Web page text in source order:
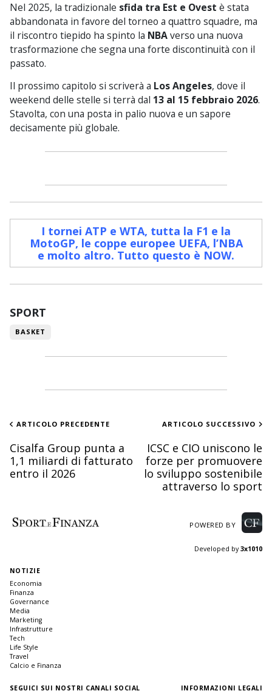
Nel 2025, la tradizionale sfida tra Est e Ovest è stata
abbandonata in favore del torneo a quattro squadre, ma
il riscontro tiepido ha spinto la NBAverso una nuova
trasformazione che segna una forte discontinuità con il
passato.
Il prossimo capitolo si scriverà a Los Angeles, dove il
weekend delle stelle si terrà dal 13 al 15 febbraio 2026.
Stavolta, con una posta in palio nuova e un sapore
decisamente più globale.
I tornei ATP e WTA, tutta la F1 e la
MotoGP, le coppe europee UEFA, l’NBA
e molto altro. Tutto questo è NOW.
SPORT
BASKET
ARTICOLO PRECEDENTE
Cisalfa Group punta a
1,1 miliardi di fatturato
entro il 2026
ARTICOLO SUCCESSIVO
ICSC e CIO uniscono le
forze per promuovere
lo sviluppo sostenibile
attraverso lo sport
POWERED BY
Developed by3x1010
NOTIZIE
Economia
Finanza
Governance
Media
Marketing
Infrastrutture
Tech
Life Style
Travel
Calcio e Finanza
SEGUICI SUI NOSTRI CANALI SOCIAL INFORMAZIONI LEGALI